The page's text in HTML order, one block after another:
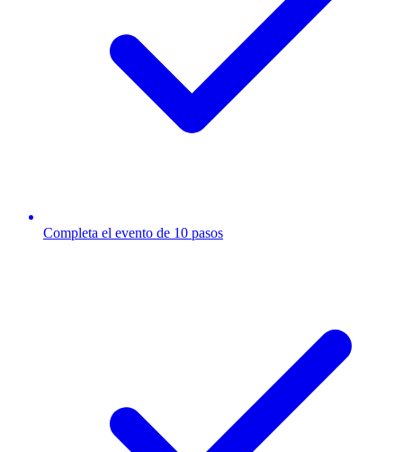
Completa el evento de 10 pasos